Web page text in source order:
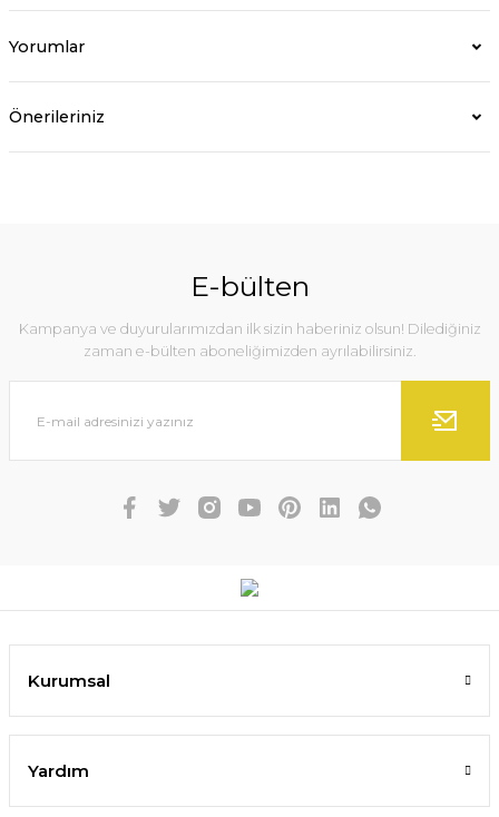
Yorumlar
Önerileriniz
E-bülten
Kampanya ve duyurularımızdan ilk sizin haberiniz olsun! Dilediğiniz
zaman e-bülten aboneliğimizden ayrılabilirsiniz.
Kurumsal
Yardım